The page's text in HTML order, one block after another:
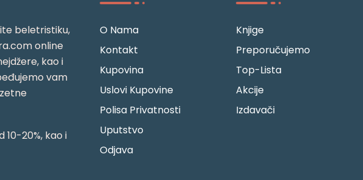
beletristiku,
online
kao i
vam
20%, kao i
O Nama
Kontakt
Kupovina
Uslovi Kupovine
Polisa Privatnosti
Uputstvo
Odjava
Knjige
Preporučujemo
Top-Lista
Akcije
Izdavači